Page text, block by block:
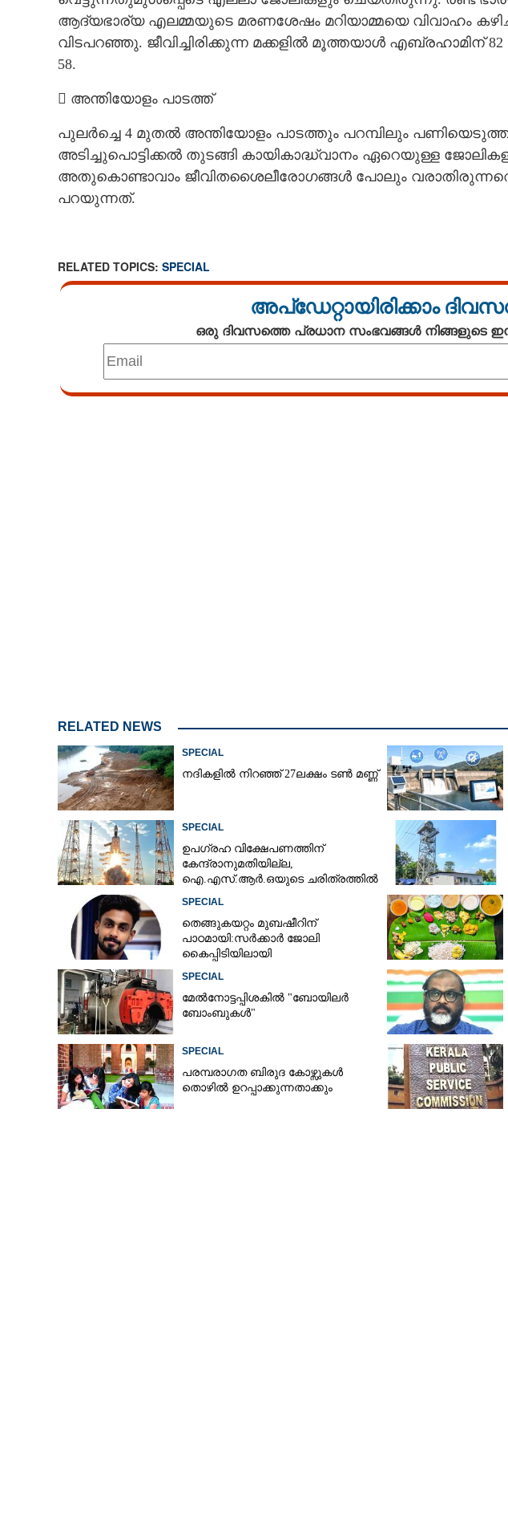
ആദ്യഭാര്യ എലമ്മയുടെ മരണശേഷം മറിയാമ്മയെ വിവാഹം
വിടപറഞ്ഞു. ജീവിച്ചിരിക്കുന്ന മക്കളിൽ മൂത്തയാൾ എബ്രഹാമിന്
58.
 അന്തിയോളം പാടത്ത്
പുലർച്ചെ 4 മുതൽ അന്തിയോളം പാടത്തും പറമ്പിലും
അടിച്ചുപൊട്ടിക്കൽ തുടങ്ങി കായികാദ്ധ്വാനം ഏറെയുള്ള
അതുകൊണ്ടാവാം ജീവിതശൈലീരോഗങ്ങൾ പോലും
പറയുന്നത്.
RELATED TOPICS: SPECIAL
അപ്ഡേറ്റായിരിക്കാം
ഒരു ദിവസത്തെ പ്രധാന സംഭവങ്ങൾ
RELATED NEWS
SPECIAL
നദികളിൽ നിറഞ്ഞ് 27ലക്ഷം ടൺ മണ്ണ്
SPECIAL
ഉപഗ്രഹ വിക്ഷേപണത്തിന്
കേന്ദ്രാനുമതിയില്ല,​
ഐ.എസ്.ആർ.ഒയുടെ ചരിത്രത്തിൽ
SPECIAL
തെങ്ങുകയറ്റം മുബഷീറിന്
പാഠമായി:സർക്കാർ ജോലി
കൈപ്പിടിയിലായി
SPECIAL
മേൽനോട്ടപ്പിശകിൽ "ബോയിലർ
ബോംബുകൾ"
SPECIAL
പരമ്പരാഗത ബിരുദ കോഴ്സുകൾ
തൊഴിൽ ഉറപ്പാക്കുന്നതാക്കും